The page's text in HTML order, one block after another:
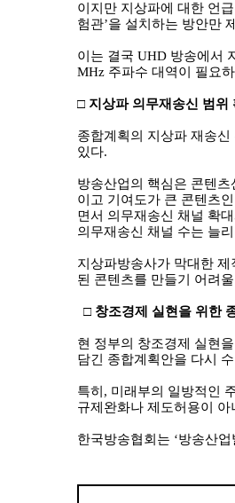
이지만 지상파에 대한 언
험관’을 설치하는 방안만
이는 결국 UHD 방송에서
MHz 주파수 대역이 필요
□ 지상파 의무재송신 범위
종합계획의 지상파 재송
있다.
방송산업의 핵심은 콘텐
이고 기여도가 큰 콘텐츠
면서 의무재송신 채널 확
의무재송신 채널 수는 늘
지상파방송사가 막대한
된 콘텐츠를 만들기 어려
□ 창조경제 실현을 위한
현 정부의 창조경제 실현
담긴 종합계획안을 다시
특히 , 미래부의 일방적인
규제완화나 제도허용이
한국방송협회는 ‘방송산업